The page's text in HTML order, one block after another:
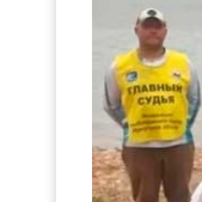
Всероссийские
Судейские документы